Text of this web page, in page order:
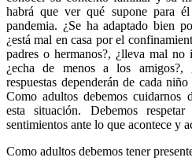
habrá que ver qué supone para
pandemia. ¿Se ha adaptado bien
¿está mal en casa por el
padres o hermanos?, ¿lleva mal
¿echa de menos a los
respuestas dependerán de cada
Como adultos debemos cuidarnos
esta situación. Debemos
sentimientos ante lo que acontece y
Como adultos debemos tener